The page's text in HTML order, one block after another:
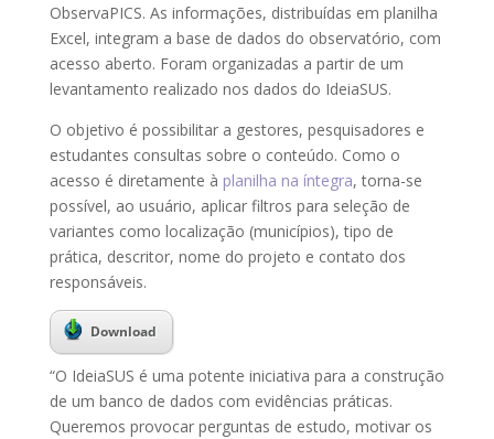
ObservaPICS. As informações, distribuídas em planilha
Excel, integram a base de dados do observatório, com
acesso aberto. Foram organizadas a partir de um
levantamento realizado nos dados do IdeiaSUS.
O objetivo é possibilitar a gestores, pesquisadores e
estudantes consultas sobre o conteúdo. Como o
acesso é diretamente à planilha na íntegra, torna-se
possível, ao usuário, aplicar filtros para seleção de
variantes como localização (municípios), tipo de
prática, descritor, nome do projeto e contato dos
responsáveis.
Download
“O IdeiaSUS é uma potente iniciativa para a construção
de um banco de dados com evidências práticas.
Queremos provocar perguntas de estudo, motivar os